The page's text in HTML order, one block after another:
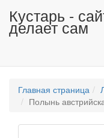
Кустарь -
делает сам
Главная страница
Полынь